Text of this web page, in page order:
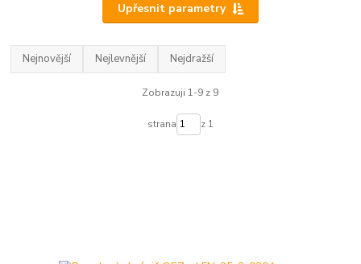
Upřesnit parametry
Nejnovější Nejlevnější Nejdražší
Zobrazuji 1-9 z 9
strana z 1